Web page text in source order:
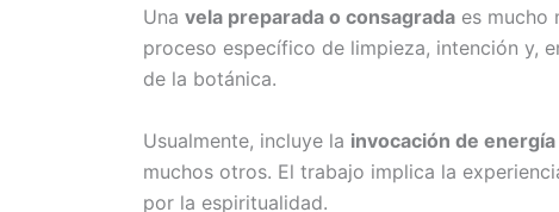
Una vela preparada o consagrada es mucho
proceso específico de limpieza, intención y,
de la botánica.
Usualmente, incluye la invocación de energía
muchos otros. El trabajo implica la
por la espiritualidad.